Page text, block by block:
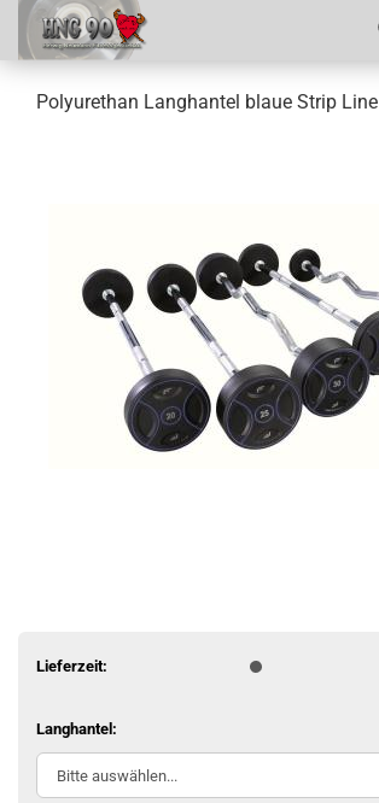
Polyurethan Langhantel blaue Strip Line
Lieferzeit:
Langhantel: